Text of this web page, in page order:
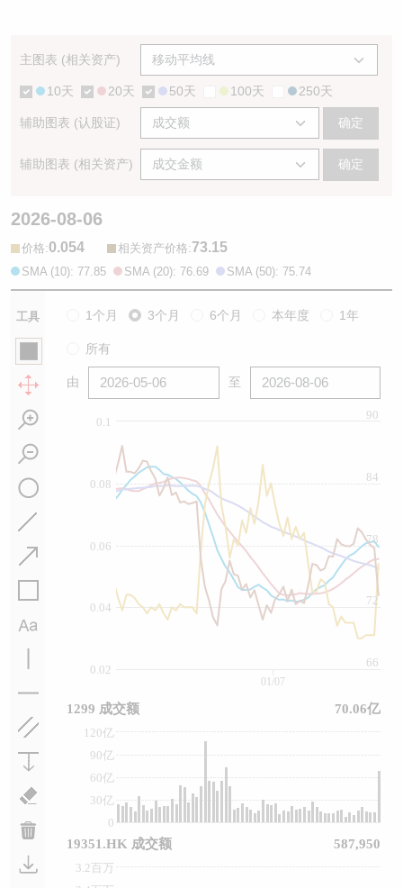
主图表 (相关资产)
10天 20天 50天 100天 250天
辅助图表 (认股证) 确定
辅助图表 (相关资产) 确定
2026-08-06
价格:0.054 相关资产价格:73.15
SMA (10): 77.85 SMA (20): 76.69 SMA (50): 75.74
工具 1个月 3个月 6个月 本年度 1年
所有
由 至
0.1
0.02
0.04
0.06
0.08
72
66
78
84
90
0
30亿
60亿
90亿
120亿
3.2百万
01/07
1299 成交额 70.06亿
19351.HK 成交额 587,950